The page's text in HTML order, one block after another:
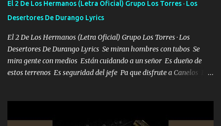
El 2 De Los Hermanos (Letra Oficial) Grupo Los Torres · Los
Desertores De Durango Lyrics
El 2 De Los Hermanos (Letra Oficial) Grupo Los Torres · Los
Desertores De Durango Lyrics Se miran hombres con tubos Se
mira gente con medios Están cuidando a un señor Es dueño de
estos terrenos Es seguridad del jefe Pa que disfrute a Canelos Es
ni tampoco las mujeres porque es platica de grandes por eso hay